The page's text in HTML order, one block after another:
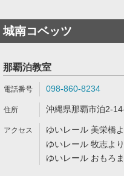
城南コベッツ
那覇泊教室
098-860-8234
沖縄県那覇市泊2-
ゆいレール 美栄橋
ゆいレール 牧志よ
ゆいレール おもろ